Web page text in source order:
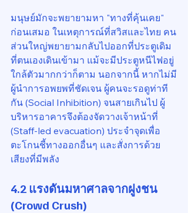
มนุษย์มักจะพยายามหา "ทางที่คุ้นเคย"
ก่อนเสมอ ในเหตุการณ์ที่สวิสและไทย คน
ส่วนใหญ่พยายามกลับไปออกที่ประตูเดิม
ที่ตนเองเดินเข้ามา แม้จะมีประตูหนีไฟอยู่
ใกล้ตัวมากกว่าก็ตาม นอกจากนี้ หากไม่มี
ผู้นำการอพยพที่ชัดเจน ผู้คนจะรอดูท่าที
กัน (Social Inhibition) จนสายเกินไป ผู้
บริหารอาคารจึงต้องจัดวางเจ้าหน้าที่
(Staff-led evacuation) ประจำจุดเพื่อ
ตะโกนชี้ทางออกอื่นๆ และสั่งการด้วย
เสียงที่มีพลัง
4.2 แรงดันมหาศาลจากฝูงชน
(Crowd Crush)